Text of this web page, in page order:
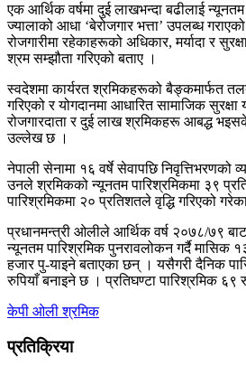
एक आर्थिक वर्षमा दुई लाखभन्दा बढीलाई
ज्यालाको आधा ‘बेरोजगार भत्ता’ उपलब्ध
रोजगारीमा रहेकाहरूको अधिकार, मर्यादा र
श्रम सम्झौता गरिएको बताए ।
स्वदेशमा कार्यरत श्रमिकहरूको बैङ्कमार्फत
गरिएको र योगदानमा आधारित सामाजिक
रोजगारदाता र दुई लाख श्रमिकहरू आबद्ध
उल्लेख छ ।
नेपाली सेनामा १६ वर्षे सेवापछि निवृत्तिभरणको
उनले श्रमिकको न्यूनतम पारिश्रमिकमा ३९
पारिश्रमिकमा २० प्रतिशतले वृद्धि गरिएको
प्रधानमन्त्री ओलीले आर्थिक वर्ष २०७८/७९
न्यूनतम पारिश्रमिक पुनरावलोकन गर्दै मासिक
हजार पु-याइने बताएका छन् । यसैगरी दैनिक
रुपियाँ बनाइने छ । प्रतिघण्टा पारिश्रमिक ६९
केपी ओलीश्रमिक
प्रतिक्रिया